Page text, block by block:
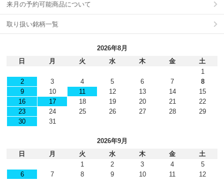
来月の予約可能商品について
取り扱い銘柄一覧
2026年8月
日
月 火 水 木 金
土
1
2
3 4 5 6 7
8
9
10 11 12 13 14
15
16
17 18 19 20 21
22
23
24 25 26 27 28
29
30
31
2026年9月
日
月 火 水 木 金
土
1
2 3 4
5
6
7 8 9 10 11
12